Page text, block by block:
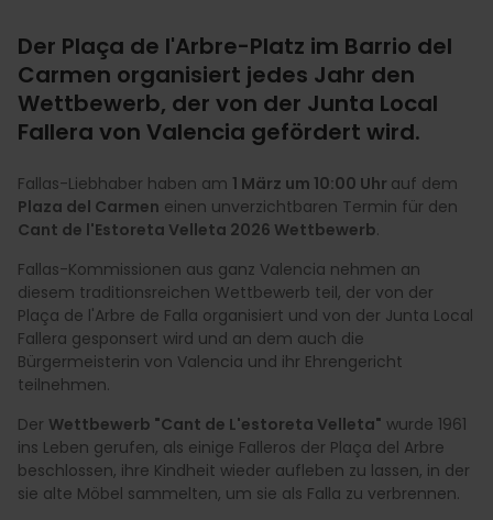
Der Plaça de l'Arbre-Platz im Barrio del
Carmen organisiert jedes Jahr den
Wettbewerb, der von der Junta Local
Fallera von Valencia gefördert wird.
Fallas-Liebhaber haben am 1 März um 10:00 Uhr auf dem
Plaza del Carmen einen unverzichtbaren Termin für den
Cant de l'Estoreta Velleta 2026 Wettbewerb.
Fallas-Kommissionen aus ganz Valencia nehmen an
diesem traditionsreichen Wettbewerb teil, der von der
Plaça de l'Arbre de Falla organisiert und von der Junta Local
Fallera gesponsert wird und an dem auch die
Bürgermeisterin von Valencia und ihr Ehrengericht
teilnehmen.
Der Wettbewerb "Cant de L'estoreta Velleta" wurde 1961
ins Leben gerufen, als einige Falleros der Plaça del Arbre
beschlossen, ihre Kindheit wieder aufleben zu lassen, in der
sie alte Möbel sammelten, um sie als Falla zu verbrennen.